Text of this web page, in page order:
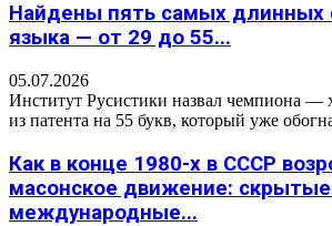
Найдены пять самых длинных
языка — от 29 до 55...
05.07.2026
Институт Русистики назвал чемпиона —
из патента на 55 букв, который уже
Как в конце 1980-х в СССР
масонское движение:
международные...